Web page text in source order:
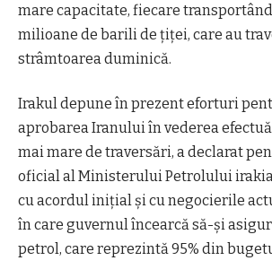
mare capacitate, fiecare
milioane de barili de țiței, care au
strâmtoarea duminică.
Irakul depune în prezent eforturi
aprobarea Iranului în vederea
mai mare de traversări, a declarat
oficial al Ministerului Petrolului
cu acordul inițial și cu negocierile
în care guvernul încearcă să-și
petrol, care reprezintă 95% din